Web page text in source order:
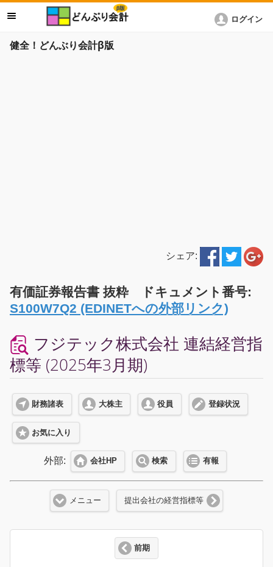
健全！どんぶり会計β版
ログイン
シェア:
有価証券報告書 抜粋 ドキュメント番号:
S100W7Q2 (EDINETへの外部リンク)
フジテック株式会社 連結経営指
標等 (2025年3月期)
財務諸表 大株主 役員 登録状況
お気に入り
外部: 会社HP 検索 有報
メニュー 提出会社の経営指標等
前期